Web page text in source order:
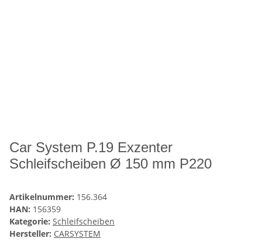
Car System P.19 Exzenter
Schleifscheiben Ø 150 mm P220
Artikelnummer: 156.364
HAN: 156359
Kategorie: Schleifscheiben
Hersteller: CARSYSTEM